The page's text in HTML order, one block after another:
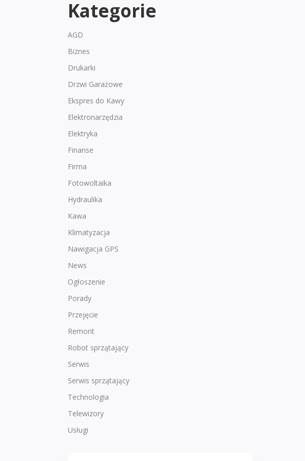
Kategorie
AGD
Biznes
Drukarki
Drzwi Garażowe
Ekspres do Kawy
Elektronarzędzia
Elektryka
Finanse
Firma
Fotowoltaika
Hydraulika
Kawa
Klimatyzacja
Nawigacja GPS
News
Ogłoszenie
Porady
Przejęcie
Remont
Robot sprzątający
Serwis
Serwis sprzątający
Technologia
Telewizory
Usługi